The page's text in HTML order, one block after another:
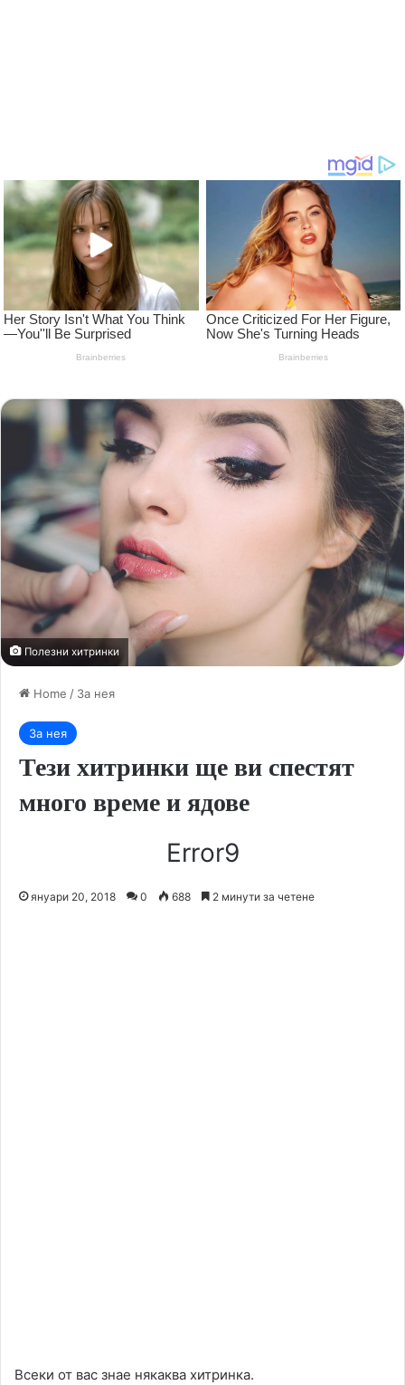
Полезни хитринки
Home / За нея
За нея
Тези хитринки ще ви спестят
много време и ядове
Error9
януари 20, 2018 0 688 2 минути за четене
Всеки от вас знае някаква хитринка.